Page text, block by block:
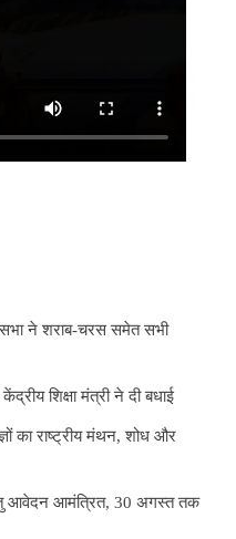
ने शराब-चरस समेत सभी
शिक्षा मंत्री ने दी बधाई
का राष्ट्रीय मंथन, शोध और
आवेदन आमंत्रित, 30 अगस्त तक